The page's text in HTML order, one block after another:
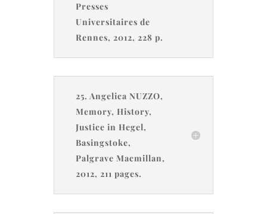
Presses
Universitaires de
Rennes, 2012, 228 p.
25. Angelica NUZZO,
Memory, History,
Justice in Hegel,
Basingstoke,
Palgrave Macmillan,
2012, 211 pages.